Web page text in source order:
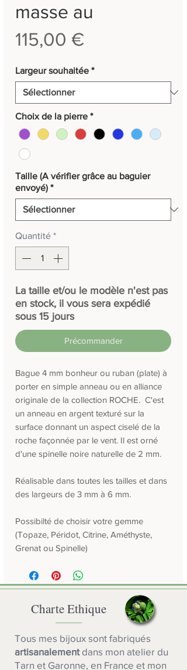
masse au
115,00 €
Largeur souhaitée *
Choix de la pierre *
Taille (A vérifier grâce au baguier
envoyé) *
Quantité *
La taille et/ou le modèle n'est pas
en stock, il vous sera expédié
sous 15 jours
Précommander
Bague 4 mm bonheur ou ruban (plate) à
porter en simple anneau ou en alliance
originale de la collection ROCHE. C'est
un anneau en argent texturé sur la
surface donnant un aspect ciselé de la
roche façonnée par le vent. Il est orné
d'une spinelle noire naturelle de 2 mm.
Réalisable dans toutes les tailles et dans
des largeurs de 3 mm à 6 mm.
Possibilté de choisir votre gemme
(Topaze, Péridot, Citrine, Améthyste,
Grenat ou Spinelle)
Charte Ethique
Tous mes bijoux sont fabriqués
artisanalementdans mon atelier du
Tarn et Garonne, en France et mon